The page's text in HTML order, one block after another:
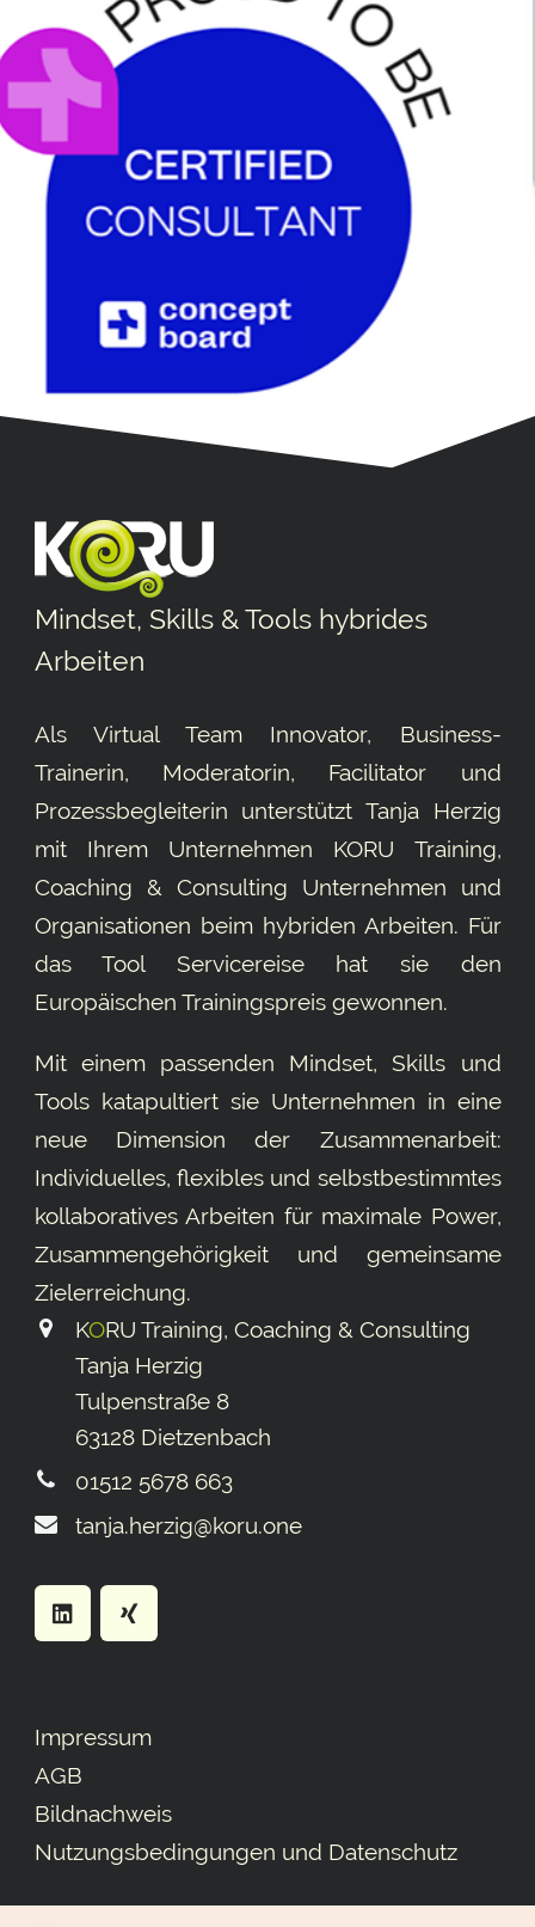
Mindset, Skills & Tools hybrides
Arbeiten
Als Virtual Team Innovator, Business-
Trainerin, Moderatorin, Facilitator und
Prozessbegleiterin unterstützt Tanja Herzig
mit Ihrem Unternehmen KORU Training,
Coaching & Consulting Unternehmen und
Organisationen beim hybriden Arbeiten. Für
das Tool Servicereisehat sie den
Europäischen Trainingspreis gewonnen.
Mit einem passenden Mindset, Skills und
Tools katapultiert sie Unternehmen in eine
neue Dimension der Zusammenarbeit:
Individuelles, flexibles und selbstbestimmtes
kollaboratives Arbeiten für maximale Power,
Zusammengehörigkeit und gemeinsame
Ziel­erreichung.
KORU Training, Coaching & Consulting
Tanja Herzig
Tulpenstraße 8
63128 Dietzenbach
01512 5678 663
tanja.herzig@koru.one
Impressum
AGB
Bildnachweis
Nutzungsbedingungen und Datenschutz